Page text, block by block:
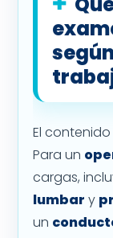
El
Para un
cargas,
lumbar y
un